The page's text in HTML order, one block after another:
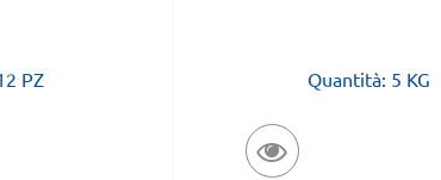
PZ Quantità: 5 KG